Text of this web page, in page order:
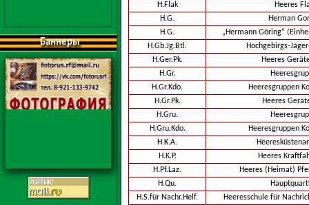
Баннеры
H.Flak
Heeres
H.G.
Herman
H.G.
„Hermann Göring“
H.Gb.Jg.Btl.
Hochgebirgs-
H.Ger.Pk.
Heeres
H.Gr.
H.Gr.Kdo.
Heeresgruppen
H.Gr.Pk.
Heeres
H.Gru.
H.Gru.Kdo.
Heeresgruppen
H.K.A.
H.K.P.
Heeres
H.Pf.Laz.
Heeres (Heimat)
H.Qu.
H.S.für Nachr.Helf.
Heeresschule für